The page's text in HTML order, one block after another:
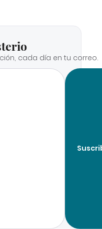
cada día en tu correo.